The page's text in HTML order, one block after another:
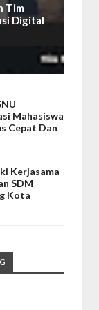
Tim
Digital
Mahasiswa
Cepat Dan
Kerjasama
SDM
Kota